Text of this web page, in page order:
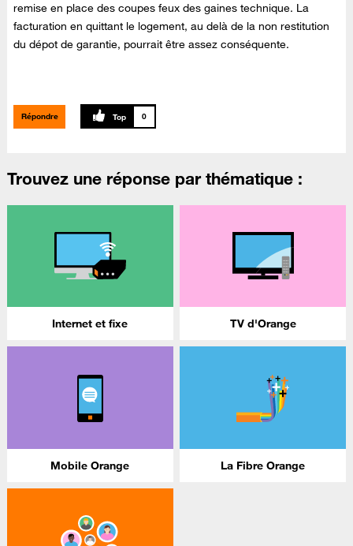
remise en place des coupes feux des gaines technique. La
facturation en quittant le logement, au delà de la non restitution
du dépot de garantie, pourrait être assez conséquente.
Répondre 0
Trouvez une réponse par thématique :
Internet et fixe TV d'Orange
Mobile Orange La Fibre Orange